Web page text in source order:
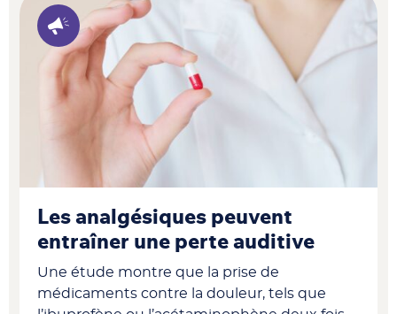
Les analgésiques peuvent
entraîner une perte auditive
Une étude montre que la prise de
médicaments contre la douleur, tels que